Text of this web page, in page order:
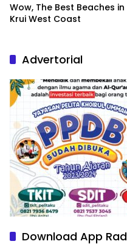
Wow, The Best Beaches in
Krui West Coast
Advertorial
Download App